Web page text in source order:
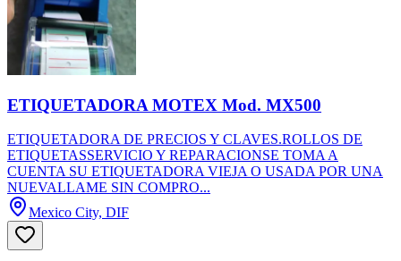
ETIQUETADORA MOTEX Mod. MX500
ETIQUETADORA DE PRECIOS Y CLAVES.ROLLOS DE
ETIQUETASSERVICIO Y REPARACIONSE TOMA A
CUENTA SU ETIQUETADORA VIEJA O USADA POR UNA
NUEVALLAME SIN COMPRO...
Mexico City, DIF